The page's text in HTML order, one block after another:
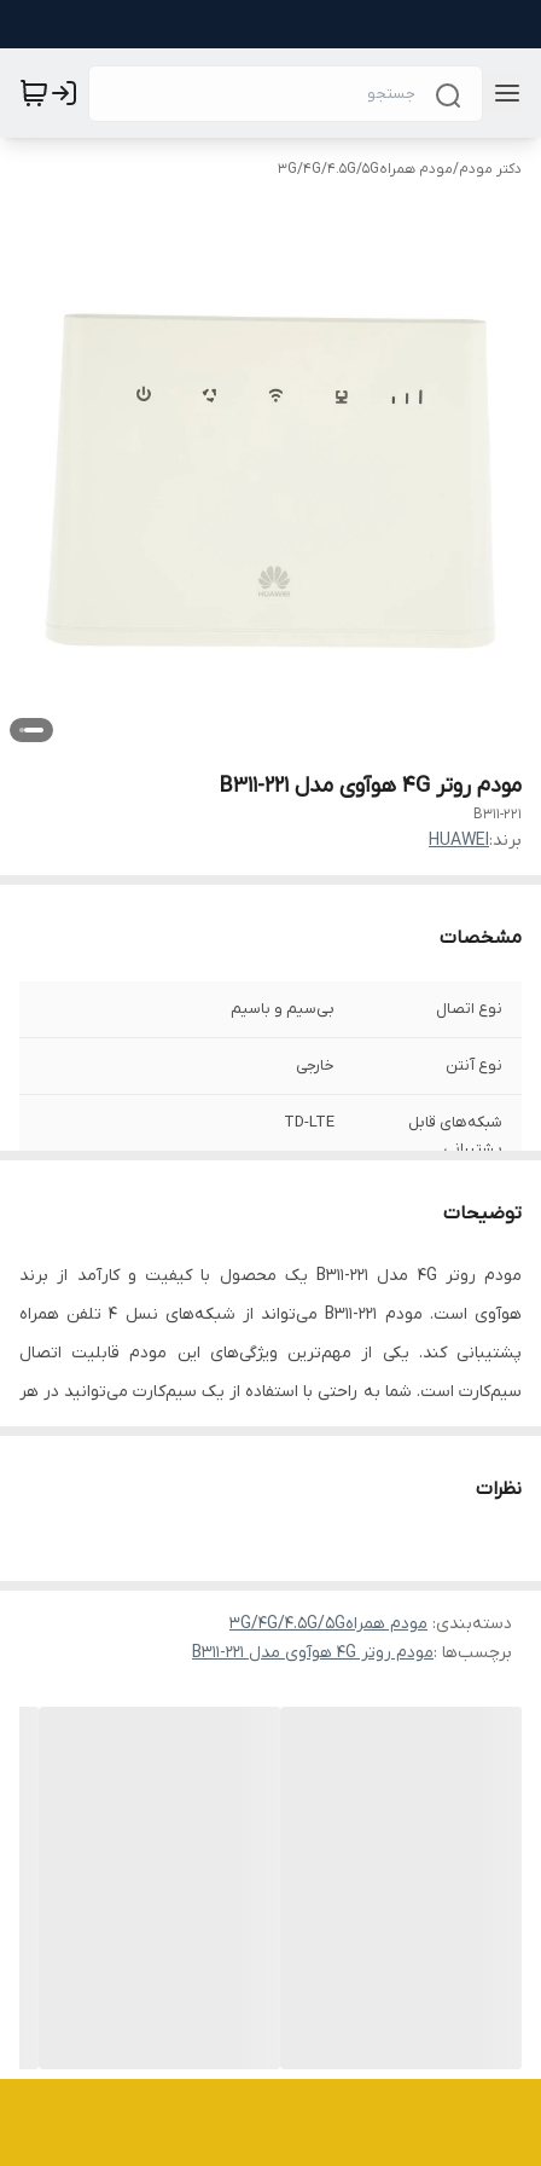
دکتر مودم/مودم همراه3G/4G/4.5G/5G
مودم روتر 4G هوآوی مدل B311-221
B311-221
برند:HUAWEI
مشخصات
نوع اتصال بی‌سیم و باسیم
نوع آنتن خارجی
شبکه‌های قابل
پشتیبانی
TD-LTE
سرعت انتقال
رابط‌ها RJ-۴۵ WAN/LAN
توضیحات
مودم روتر 4G مدل B311-221 یک محصول با کیفیت و کارآمد از برند
هوآوی است. مودم B311-221 می‌تواند از شبکه‌های نسل 4 تلفن همراه
پشتیبانی کند. یکی از مهم‌ترین ویژگی‌های این مودم قابلیت اتصال
سیم‌کارت است. شما به راحتی با استفاده از یک سیم‌کارت می‌توانید در هر
همچنین شرکت هوآوی برای این مدل یک پورت لن تعبیه کرده که این
درگاه امکان اتصال رایانه شخصی شما را با استفاده از سیم اختصاصی
نظرات
دسته‌بندی: مودم همراه3G/4G/4.5G/5G
برچسب‌ها :مودم روتر 4G هوآوی مدل B311-221